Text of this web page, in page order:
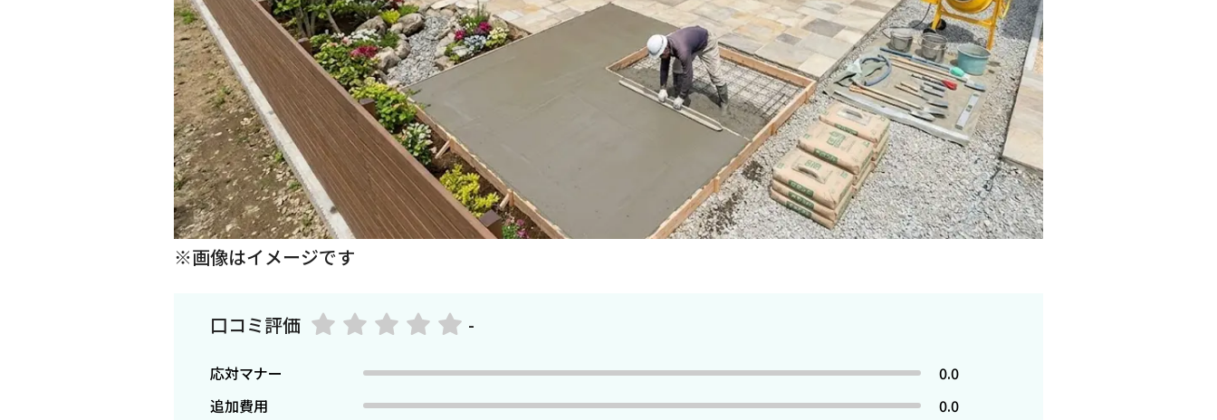
※画像はイメージです
口コミ評価 -
応対マナー
0.0
追加費用
0.0